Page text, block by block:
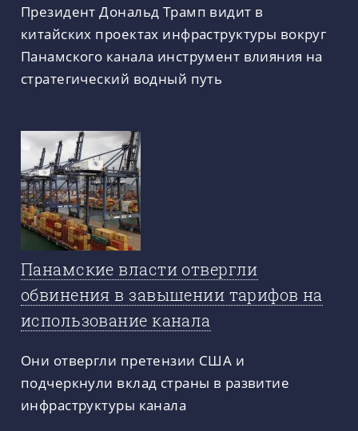
Президент Дональд Трамп видит в
китайских проектах инфраструктуры вокруг
Панамского канала инструмент влияния на
стратегический водный путь
Панамские власти отвергли
обвинения в завышении тарифов на
использование канала
Они отвергли претензии США и
подчеркнули вклад страны в развитие
инфраструктуры канала